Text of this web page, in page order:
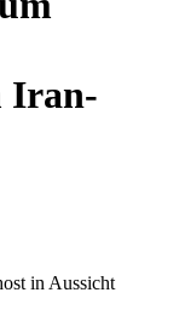
Iran-
in Aussicht